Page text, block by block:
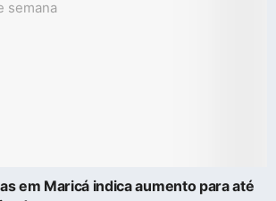
em Maricá indica aumento para até